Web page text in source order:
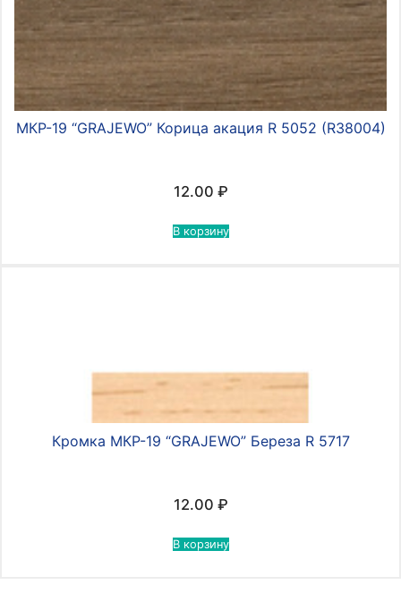
МКР-19 “GRAJEWO” Корица акация R 5052 (R38004)
12.00 ₽
В корзину
Кромка МКР-19 “GRAJEWO” Береза R 5717
12.00 ₽
В корзину